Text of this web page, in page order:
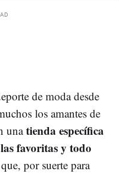
de moda desde
los amantes de
unatienda específica
favoritas y todo
por suerte para